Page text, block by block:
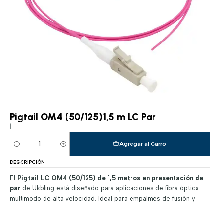
Pigtail OM4 (50/125)1,5 m LC Par
Cantidad
Agregar al Carro
DESCRIPCIÓN
El
Pigtail LC OM4 (50/125) de 1,5 metros en presentación de
par de Ukbling está diseñado para aplicaciones de fibra óptica
multimodo de alta velocidad. Ideal para empalmes de fusión y